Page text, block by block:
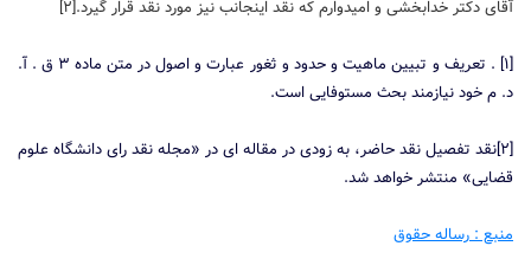
آقای دکتر خدابخشی و امیدوارم که نقد اینجانب نیز مورد نقد قرار گیرد.[۲]
[۱] . تعریف و تبیین ماهیت و حدود و ثغور عبارت و اصول در متن ماده ۳ ق . آ.
د. م خود نیازمند بحث مستوفایی است.
[۲]نقد تفصیل نقد حاضر، به زودی در مقاله ای در «مجله نقد رای دانشگاه علوم
قضایی» منتشر خواهد شد.
منبع : رساله حقوق